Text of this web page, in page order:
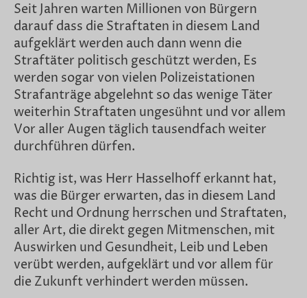
Seit Jahren warten Millionen von Bürgern
darauf dass die Straftaten in diesem Land
aufgeklärt werden auch dann wenn die
Straftäter politisch geschützt werden, Es
werden sogar von vielen Polizeistationen
Strafanträge abgelehnt so das wenige Täter
weiterhin Straftaten ungesühnt und vor allem
Vor aller Augen täglich tausendfach weiter
durchführen dürfen.
Richtig ist, was Herr Hasselhoff erkannt hat,
was die Bürger erwarten, das in diesem Land
Recht und Ordnung herrschen und Straftaten,
aller Art, die direkt gegen Mitmenschen, mit
Auswirken und Gesundheit, Leib und Leben
verübt werden, aufgeklärt und vor allem für
die Zukunft verhindert werden müssen.